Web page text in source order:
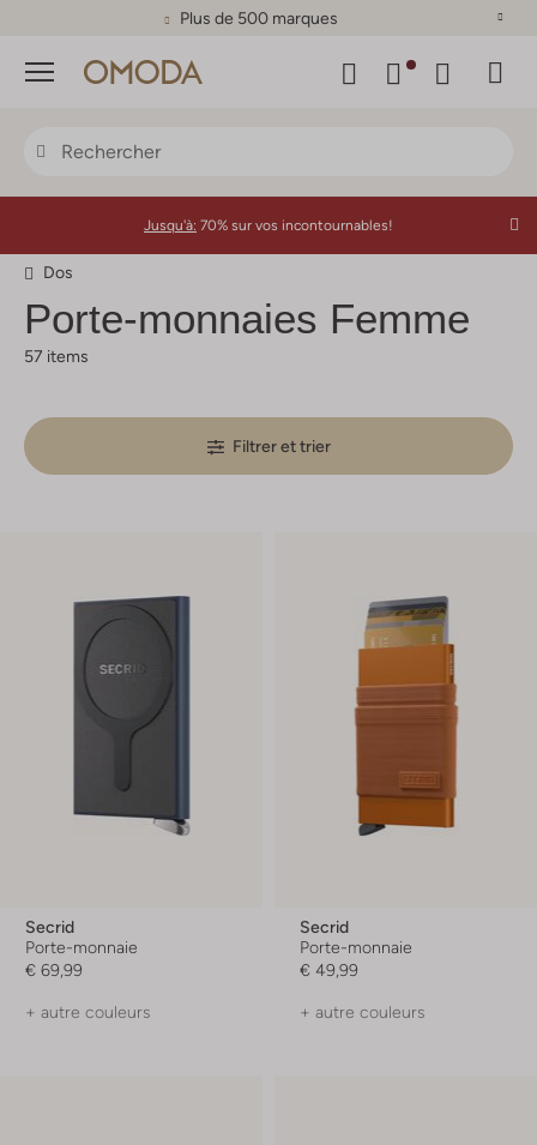
Plus de 500 marques
Menu
Jusqu'à: 70% sur vos incontournables!
Dos
Porte-monnaies Femme
57 items
Filtrer et trier
Secrid
Porte-monnaie
€ 69,99
+ autre couleurs
Secrid
Porte-monnaie
€ 49,99
+ autre couleurs